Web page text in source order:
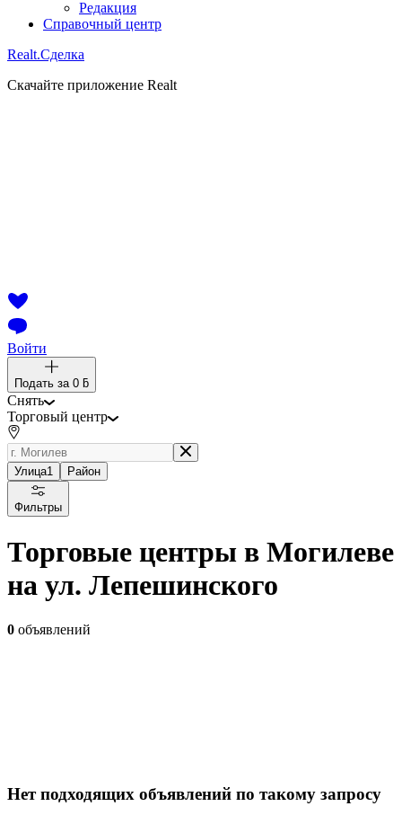
Редакция
Справочный центр
Realt.Сделка
Скачайте приложение Realt
Войти
Подать за 0 ƃ
Снять
Торговый центр
Улица1 Район
Фильтры
Торговые центры в Могилеве
на ул. Лепешинского
0 объявлений
Нет подходящих объявлений по такому запросу